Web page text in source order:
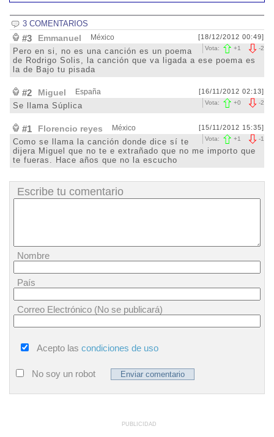
3 COMENTARIOS
#3 Emmanuel México [18/12/2012 00:49]
-2
Vota: +1
Pero en si, no es una canción es un poema
de Rodrigo Solis, la canción que va ligada a ese poema es
la de Bajo tu pisada
#2 Miguel España [16/11/2012 02:13]
-2
Vota: +0
Se llama Súplica
#1 Florencio reyes México [15/11/2012 15:35]
-1
Vota: +1
Como se llama la canción donde dice sí te
dijera Miguel que no te e extrañado que no me importo que
te fueras. Hace años que no la escucho
Escribe tu comentario
Nombre
País
Correo Electrónico (No se publicará)
Acepto las condiciones de uso
No soy un robot
PUBLICIDAD